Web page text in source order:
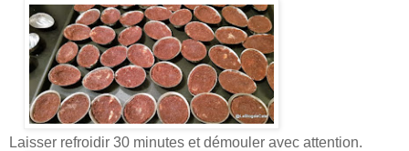
Laisser refroidir 30 minutes et démouler avec attention.